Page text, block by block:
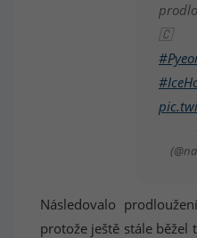
Následovalo
protože ještě stále běžel